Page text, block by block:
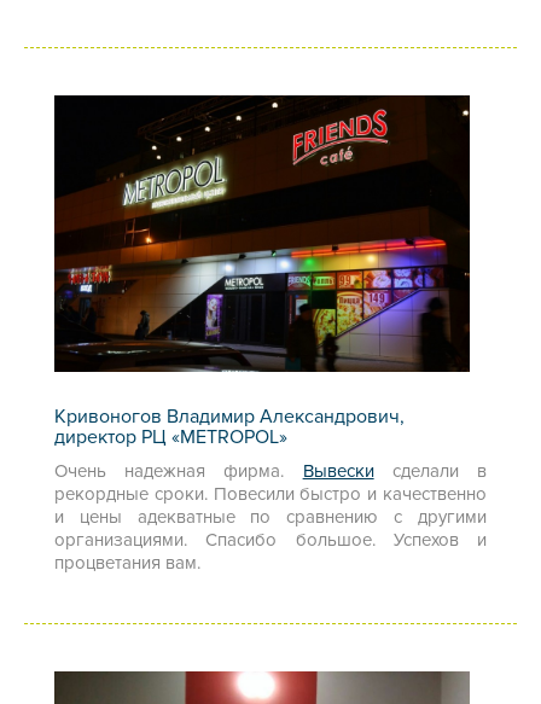
Кривоногов Владимир Александрович,
директор РЦ «METROPOL»
Очень надежная фирма. Вывескисделали в
рекордные сроки. Повесили быстро и качественно
и цены адекватные по сравнению с другими
организациями. Спасибо большое. Успехов и
процветания вам.